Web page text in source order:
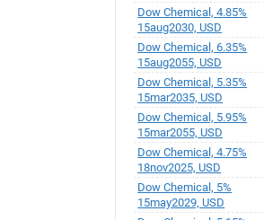
Dow Chemical, 4.85%
15aug2030, USD
Dow Chemical, 6.35%
15aug2055, USD
Dow Chemical, 5.35%
15mar2035, USD
Dow Chemical, 5.95%
15mar2055, USD
Dow Chemical, 4.75%
18nov2025, USD
Dow Chemical, 5%
15may2029, USD